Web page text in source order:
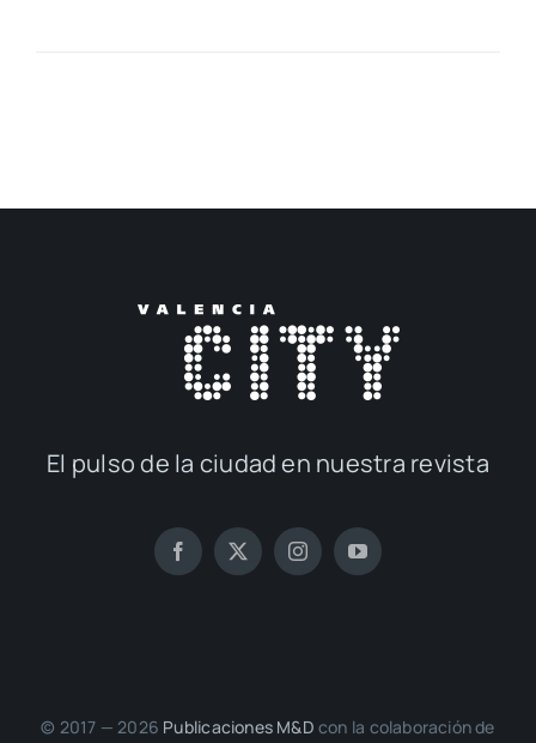
El pul­so de la ciu­dad en nues­tra revis­ta
© 2017 — 2026 Publi­ca­cio­nes M&D con la cola­bo­ra­ción de